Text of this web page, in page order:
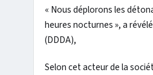
« Nous déplorons les
heures nocturnes », a
(DDDA),
Selon cet acteur de la